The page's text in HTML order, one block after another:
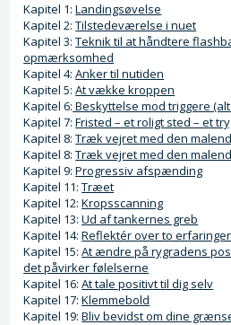
Kapitel 1:Landingsøvelse
Kapitel 2:Tilstedeværelse i nuet
Kapitel 3:Teknik til at håndtere
opmærksomhed
Kapitel 4:Anker til nutiden
Kapitel 5:At vække kroppen
Kapitel 6: Beskyttelse mod triggere
Kapitel 7:Fristed – et roligt sted – et
Kapitel 8:Træk vejret med den
Kapitel 8:Træk vejret med den
Kapitel 9:Progressiv afspænding
Kapitel 11:Træet
Kapitel 12:Kropsscanning
Kapitel 13:Ud af tankernes greb
Kapitel 14:Reflektér over to erfaringer
Kapitel 15:At ændre på rygradens
det påvirker følelserne
Kapitel 16:At tale positivt til dig selv
Kapitel 17:Klemmebold
Kapitel 19:Bliv bevidst om dine